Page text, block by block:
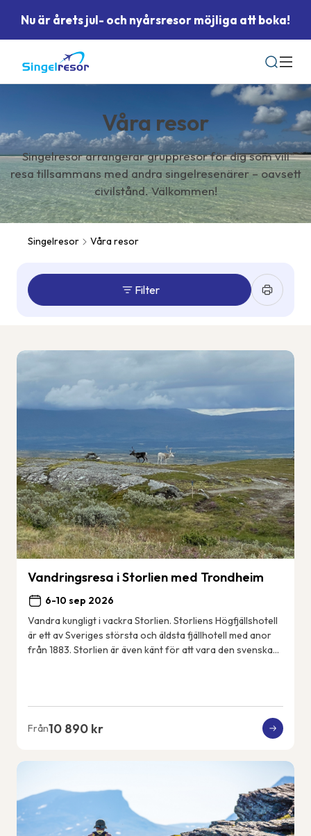
Nu är årets jul- och nyårsresor möjliga att boka!
Sök
Våra resor
Singelresor arrangerar gruppresor för dig som vill
resa tillsammans med andra singelresenärer – oavsett
civilstånd. Välkommen!
Singelresor Våra resor
Filter
Vandringsresa i Storlien med Trondheim
6-10 sep 2026
Vandra kungligt i vackra Storlien. Storliens Högfjällshotell
är ett av Sveriges största och äldsta fjällhotell med anor
från 1883. Storlien är även känt för att vara den svenska
Från10 890 kr